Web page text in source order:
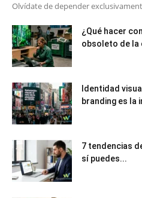
Olvídate de depender
¿Qué hacer
obsoleto de la
Identidad
branding es la
7 tendencias
sí puedes...